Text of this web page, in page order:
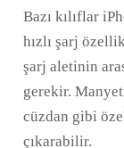
Bazı kılıflar
hızlı şarj
şarj aletinin
gerekir.
cüzdan gibi
çıkarabilir.